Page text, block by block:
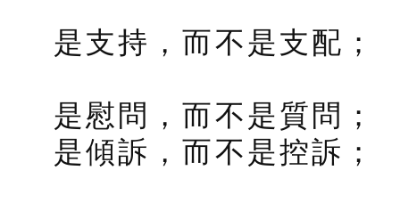
是支持，而不是支配；
是慰問，而不是質問；
是傾訴，而不是控訴；